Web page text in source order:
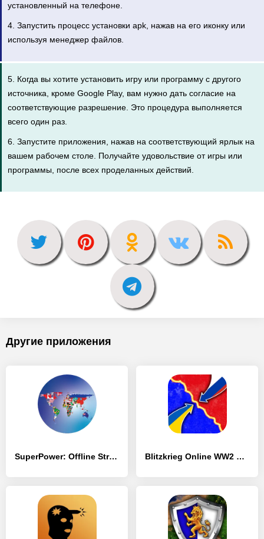
установленный на телефоне.
4. Запустить процесс установки apk, нажав на его иконку или
используя менеджер файлов.
5. Когда вы хотите установить игру или программу с другого
источника, кроме Google Play, вам нужно дать согласие на
соответствующие разрешение. Это процедура выполняется
всего один раз.
6. Запустите приложения, нажав на соответствующий ярлык на
вашем рабочем столе. Получайте удовольствие от игры или
программы, после всех проделанных действий.
Другие приложения
SuperPower: Offline Strategy - [MOD Много денег] Blitzkrieg Online WW2 Strategy - [MOD Много денег]